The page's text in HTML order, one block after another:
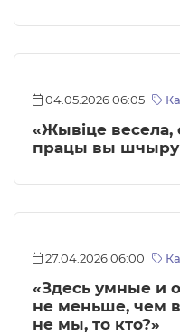
04.05.2026 06:05
«Жывіце весела,
працы вы
27.04.2026 06:00
«Здесь умные и
не меньше, чем
не мы, то кто?»